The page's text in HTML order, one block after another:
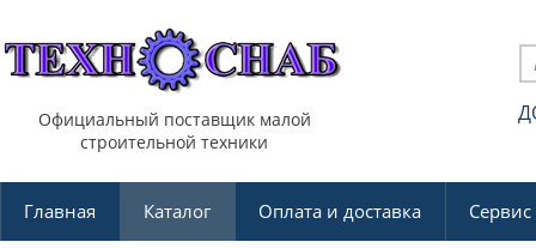
Официальный поставщик малой
строительной техники
Главная Каталог Оплата и доставка